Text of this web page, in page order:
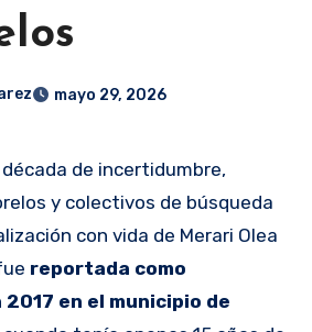
mayo 29, 2026
y colectivos de búsqueda
con vida de Merari Olea
reportada como
2017 en el municipio de